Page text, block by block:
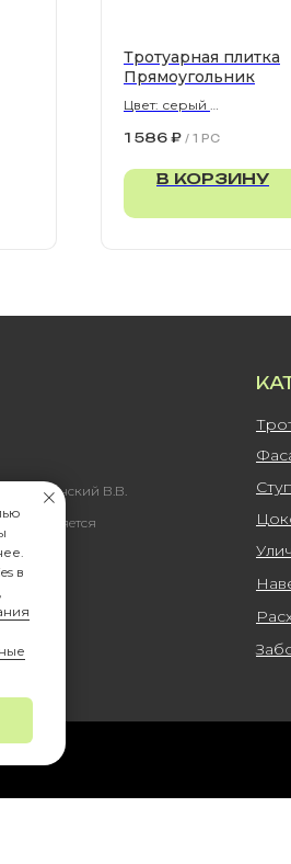
Тротуарная плитка
Прямоугольник
Цвет: серый
1 586 ₽ / 1 PC
В КОРЗИНУ
не является
ИП Ильинский В.В.
в